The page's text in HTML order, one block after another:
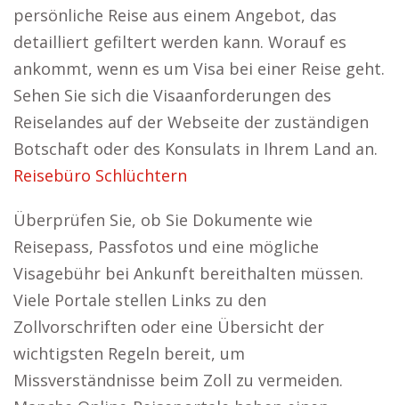
persönliche Reise aus einem Angebot, das
detailliert gefiltert werden kann. Worauf es
ankommt, wenn es um Visa bei einer Reise geht.
Sehen Sie sich die Visaanforderungen des
Reiselandes auf der Webseite der zuständigen
Botschaft oder des Konsulats in Ihrem Land an.
Reisebüro Schlüchtern
Überprüfen Sie, ob Sie Dokumente wie
Reisepass, Passfotos und eine mögliche
Visagebühr bei Ankunft bereithalten müssen.
Viele Portale stellen Links zu den
Zollvorschriften oder eine Übersicht der
wichtigsten Regeln bereit, um
Missverständnisse beim Zoll zu vermeiden.